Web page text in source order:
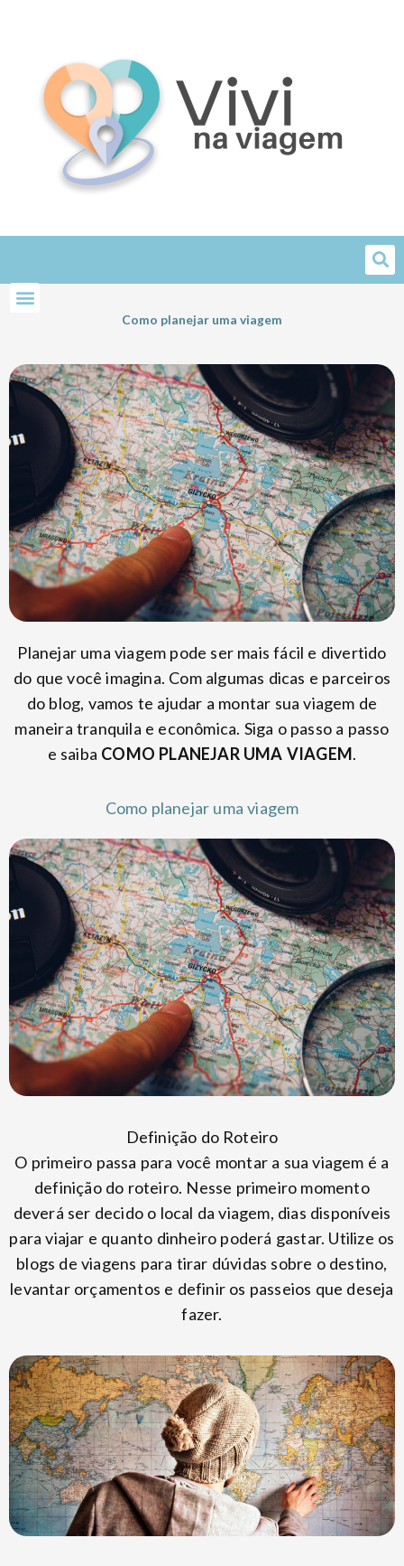
Como planejar uma viagem
Planejar uma viagem pode ser mais fácil e divertido
do que você imagina. Com algumas dicas e parceiros
do blog, vamos te ajudar a montar sua viagem de
maneira tranquila e econômica. Siga o passo a passo
e saiba COMO PLANEJAR UMA VIAGEM.
Como planejar uma viagem
Definição do Roteiro
O primeiro passa para você montar a sua viagem é a
definição do roteiro. Nesse primeiro momento
deverá ser decido o local da viagem, dias disponíveis
para viajar e quanto dinheiro poderá gastar. Utilize os
blogs de viagens para tirar dúvidas sobre o destino,
levantar orçamentos e definir os passeios que deseja
fazer.